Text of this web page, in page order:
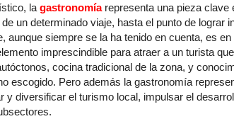
la gastronomíarepresenta una pieza clave
un determinado viaje, hasta el punto de lograr
aunque siempre se la ha tenido en cuenta, es
imprescindible para atraer a un turista
cocina tradicional de la zona, y
escogido. Pero además la gastronomía
y diversificar el turismo local, impulsar el